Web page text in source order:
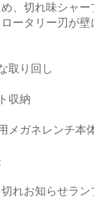
、切れ味シャー
ータリー刃が
取り回し
収納
メガネレンチ本
切れお知らせラン